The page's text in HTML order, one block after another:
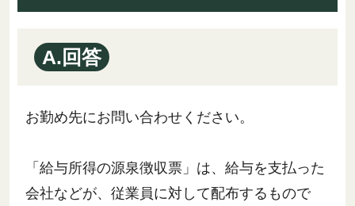
A.回答
お勤め先にお問い合わせください。
「給与所得の源泉徴収票」は、給与を支払った
会社などが、従業員に対して配布するもので